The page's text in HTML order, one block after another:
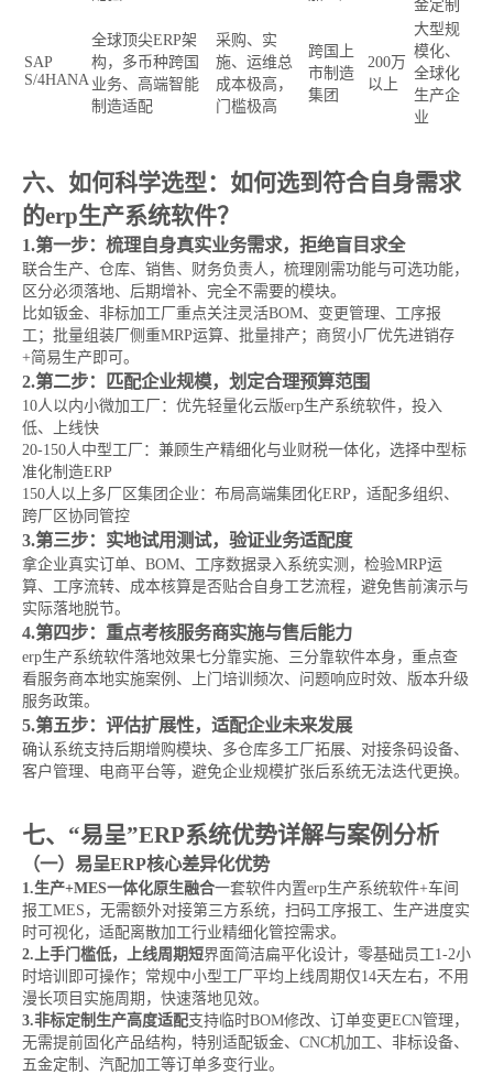
金定制
SAP
S/4HANA
全球顶尖ERP架
构，多币种跨国
业务、高端智能
制造适配
采购、实
施、运维总
成本极高，
门槛极高
跨国上
市制造
集团
200万
以上
大型规
模化、
全球化
生产企
业
六、如何科学选型：如何选到符合自身需求
的erp生产系统软件？
1.第一步：梳理自身真实业务需求，拒绝盲目求全
联合生产、仓库、销售、财务负责人，梳理刚需功能与可选功能，
区分必须落地、后期增补、完全不需要的模块。
比如钣金、非标加工厂重点关注灵活BOM、变更管理、工序报
工；批量组装厂侧重MRP运算、批量排产；商贸小厂优先进销存
+简易生产即可。
2.第二步：匹配企业规模，划定合理预算范围
10人以内小微加工厂：优先轻量化云版erp生产系统软件，投入
低、上线快
20-150人中型工厂：兼顾生产精细化与业财税一体化，选择中型标
准化制造ERP
150人以上多厂区集团企业：布局高端集团化ERP，适配多组织、
跨厂区协同管控
3.第三步：实地试用测试，验证业务适配度
拿企业真实订单、BOM、工序数据录入系统实测，检验MRP运
算、工序流转、成本核算是否贴合自身工艺流程，避免售前演示与
实际落地脱节。
4.第四步：重点考核服务商实施与售后能力
erp生产系统软件落地效果七分靠实施、三分靠软件本身，重点查
看服务商本地实施案例、上门培训频次、问题响应时效、版本升级
服务政策。
5.第五步：评估扩展性，适配企业未来发展
确认系统支持后期增购模块、多仓库多工厂拓展、对接条码设备、
客户管理、电商平台等，避免企业规模扩张后系统无法迭代更换。
七、“易呈”ERP系统优势详解与案例分析
（一）易呈ERP核心差异化优势
1.生产+MES一体化原生融合一套软件内置erp生产系统软件+车间
报工MES，无需额外对接第三方系统，扫码工序报工、生产进度实
时可视化，适配离散加工行业精细化管控需求。
2.上手门槛低，上线周期短界面简洁扁平化设计，零基础员工1-2小
时培训即可操作；常规中小型工厂平均上线周期仅14天左右，不用
漫长项目实施周期，快速落地见效。
3.非标定制生产高度适配支持临时BOM修改、订单变更ECN管理，
无需提前固化产品结构，特别适配钣金、CNC机加工、非标设备、
五金定制、汽配加工等订单多变行业。